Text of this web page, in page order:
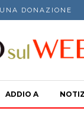
DONAZIONE
ADDIO A